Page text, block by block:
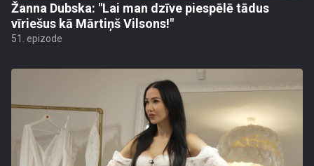
Žanna Dubska: "Lai man dzīve piespēlē tādus
vīriešus kā Mārtiņš Vilsons!"
51. epizode